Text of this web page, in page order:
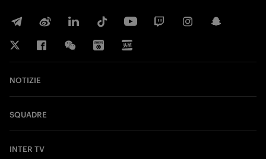
NOTIZIE
SQUADRE
INTER TV